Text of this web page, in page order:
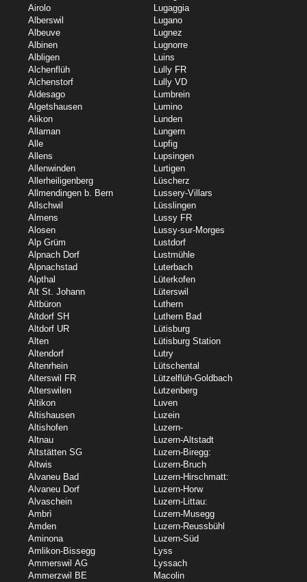
Airolo
Alberswil
Albeuve
Albinen
Albligen
Alchenflüh
Alchenstorf
Aldesago
Algetshausen
Alikon
Allaman
Alle
Allens
Allenwinden
Allerheiligenberg
Allmendingen b. Bern
Allschwil
Almens
Alosen
Alp Grüm
Alpnach Dorf
Alpnachstad
Alpthal
Alt St. Johann
Altbüron
Altdorf SH
Altdorf UR
Alten
Altendorf
Altenrhein
Alterswil FR
Alterswilen
Altikon
Altishausen
Altishofen
Altnau
Altstätten SG
Altwis
Alvaneu Bad
Alvaneu Dorf
Alvaschein
Ambrì
Amden
Aminona
Amlikon-Bissegg
Ammerswil AG
Ammerzwil BE
Lugaggia
Lugano
Lugnez
Lugnorre
Luins
Lully FR
Lully VD
Lumbrein
Lumino
Lunden
Lungern
Lupfig
Lupsingen
Lurtigen
Lüscherz
Lussery-Villars
Lüsslingen
Lussy FR
Lussy-sur-Morges
Lustdorf
Lustmühle
Luterbach
Lüterkofen
Lüterswil
Luthern
Luthern Bad
Lütisburg
Lütisburg Station
Lutry
Lütschental
Lützelflüh-Goldbach
Lutzenberg
Luven
Luzein
Luzern-
Luzern-Altstadt
Luzern-Biregg:
Luzern-Bruch
Luzern-Hirschmatt:
Luzern-Horw
Luzern-Littau:
Luzern-Musegg
Luzern-Reussbühl
Luzern-Süd
Lyss
Lyssach
Macolin